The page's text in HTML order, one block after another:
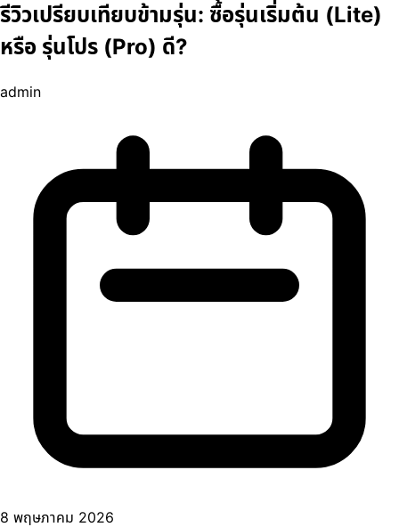
รีวิวเปรียบเทียบข้ามรุ่น: ซื้อรุ่นเริ่มต้น (Lite)
หรือ รุ่นโปร (Pro) ดี?
admin
8 พฤษภาคม 2026